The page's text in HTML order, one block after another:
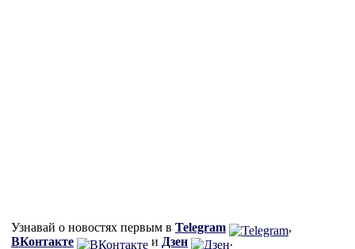
Узнавай о новостях первым в Telegram
,
ВКонтакте
и Дзен .